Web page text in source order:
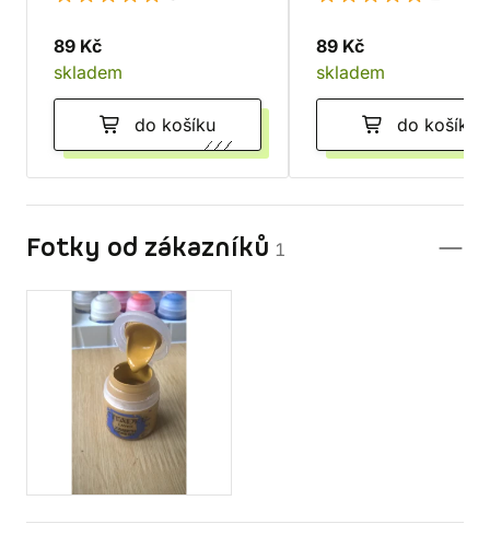
89 Kč
skladem
do košíku
89 Kč
skladem
do košíku
Fotky od zákazníků 1